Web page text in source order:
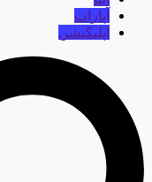
آپارات
اپلیکیشن